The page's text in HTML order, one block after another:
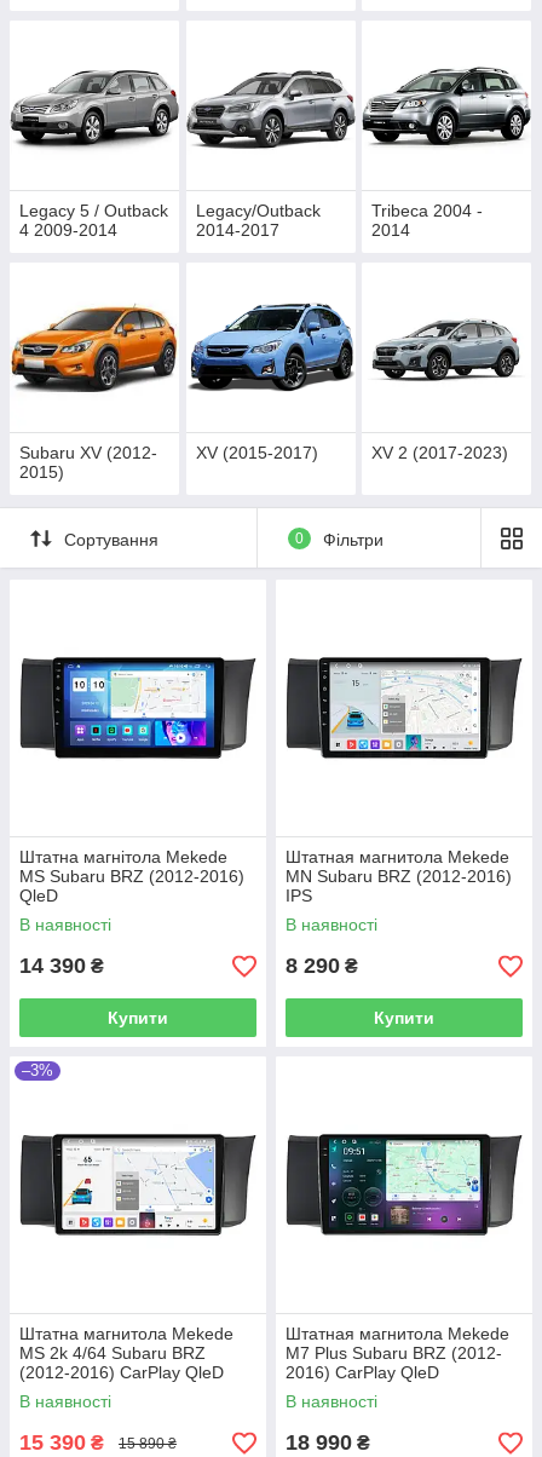
Legacy 5 / Outback
4 2009-2014
Legacy/Outback
2014-2017
Tribeca 2004 -
2014
Subaru XV (2012-
2015)
XV (2015-2017) XV 2 (2017-2023)
Сортування 0 Фільтри
Штатна магнітола Mekede
MS Subaru BRZ (2012-2016)
QleD
В наявності
14 390 ₴
Купити
Штатная магнитола Mekede
MN Subaru BRZ (2012-2016)
IPS
В наявності
8 290 ₴
Купити
–3%
Штатна магнитола Mekede
MS 2k 4/64 Subaru BRZ
(2012-2016) CarPlay QleD
В наявності
15 390 ₴ 15 890 ₴
Штатная магнитола Mekede
M7 Plus Subaru BRZ (2012-
2016) CarPlay QleD
В наявності
18 990 ₴